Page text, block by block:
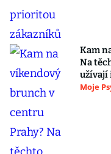
Kam
Na
užívají
Moje